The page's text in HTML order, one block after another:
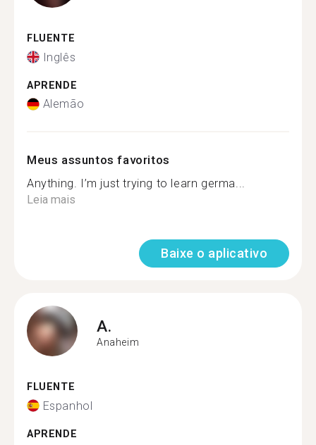
FLUENTE
Inglês
APRENDE
Alemão
Meus assuntos favoritos
Anything. I’m just trying to learn germa...
Leia mais
Baixe o aplicativo
A.
Anaheim
FLUENTE
Espanhol
APRENDE